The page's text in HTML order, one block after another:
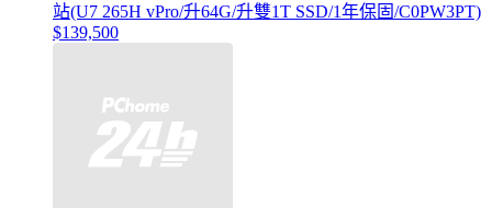
站(U7 265H vPro/升64G/升雙1T SSD/1年保固/C0PW3PT)
$139,500